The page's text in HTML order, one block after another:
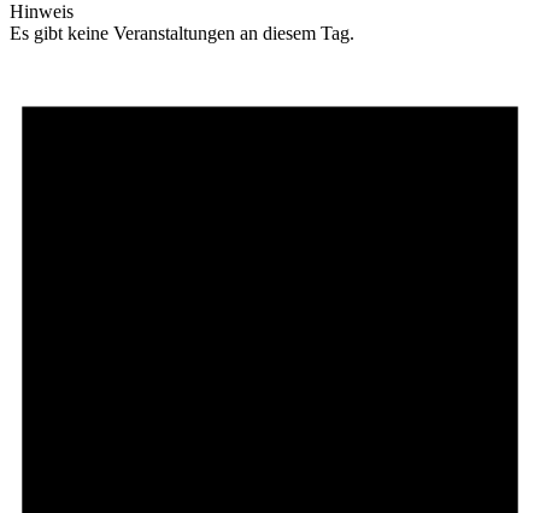
Hinweis
Es gibt keine Veranstaltungen an diesem Tag.